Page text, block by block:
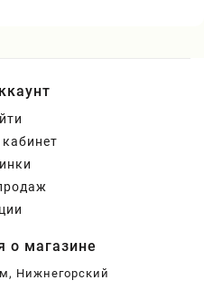
о магазине
Нижнегорский